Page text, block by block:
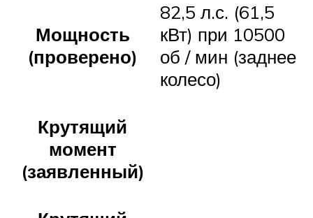
Мощность
(проверено)
82,5 л.с. (61,5
кВт) при 10500
об / мин (заднее
колесо)
Крутящий
момент
(заявленный)